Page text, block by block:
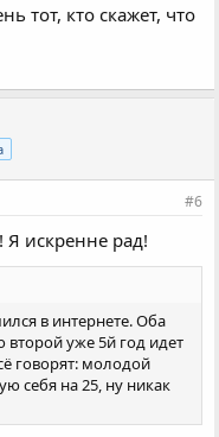
тот, кто скажет, что
#6
Я искренне рад!
в интернете. Оба
второй уже 5й год идет
говорят: молодой
себя на 25, ну никак